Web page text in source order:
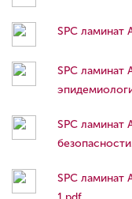
SPC ламинат
SPC ламинат
SPC ламинат
SPC ламинат